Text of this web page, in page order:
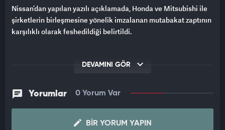
Nissan’dan yapılan yazılı açıklamada, Honda ve Mitsubishi ile
şirketlerin birleşmesine yönelik imzalanan mutabakat zaptının
karşılıklı olarak feshedildiği belirtildi.
DEVAMINI GÖR
Yorumlar 0 Yorum Var
BIR YORUM YAPIN